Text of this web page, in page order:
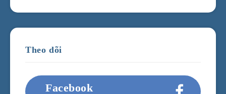
Theo dõi
Facebook